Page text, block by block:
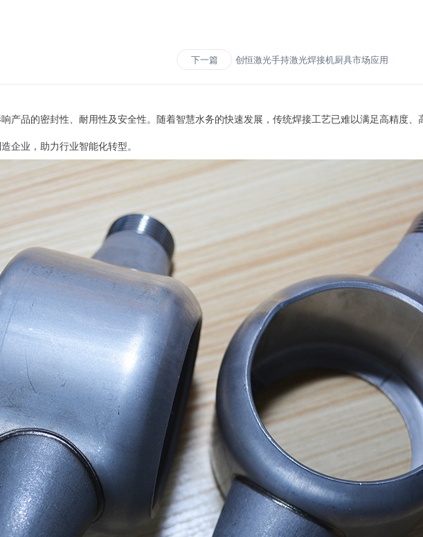
下一篇 创恒激光手持激光焊接机厨具市场应用
产品的密封性、耐用性及安全性。随着智慧水务的快速发展，传统焊接工艺已难以满足高精度
企业，助力行业智能化转型。